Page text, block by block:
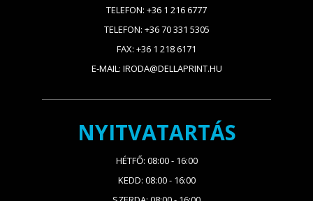
TELEFON: +36 1 216 6777
TELEFON: +36 70 331 5305
FAX: +36 1 218 6171
E-MAIL: IRODA@DELLAPRINT.HU
NYITVATARTÁS
HÉTFŐ: 08:00 - 16:00
KEDD: 08:00 - 16:00